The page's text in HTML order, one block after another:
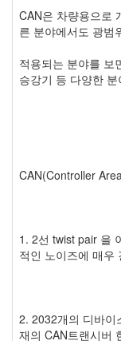
CAN은 차량용으로
른 분야에서도 광범
적용되는 분야를 보
승강기 등 다양한
CAN(Controller
1. 2선 twist pair 을
적인 노이즈에 매우
2. 2032개의 디바이
재의 CAN트랜시버